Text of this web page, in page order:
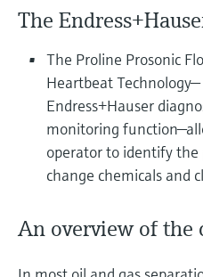
l'application
Device Viewer
Trouver des informations et de la
documentation spécifiques à un
Recherche de pièces
Trouvez la bonne pièce de
tapant la racine/le code du
pour un remplacement/réparation
micro-ondes
Mesure du niveau par la
Voir tous
Analyseurs de dureté, fer,
Photomètres de process
Mesure par transmission
ondes
Technologie Memosens
Voir tous
décisionnels
The
The Proline Prosonic
Heartbeat
Endress+Hauser
monitoring
operator to identify
change chemicals and
An overview of the